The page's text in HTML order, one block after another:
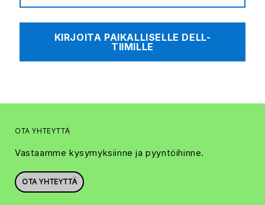
KIRJOITA PAIKALLISELLE DELL-
TIIMILLE
OTA YHTEYTTÄ
Vastaamme kysymyksiinne ja pyyntöihinne.
OTA YHTEYTTÄ